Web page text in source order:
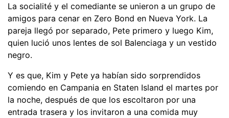
La socialité y el comediante se unieron a un grupo de
amigos para cenar en Zero Bond en Nueva York. La
pareja llegó por separado, Pete primero y luego Kim,
quien lució unos lentes de sol Balenciaga y un vestido
negro.
Y es que, Kim y Pete ya habían sido sorprendidos
comiendo en Campania en Staten Island el martes por
la noche, después de que los escoltaron por una
entrada trasera y los invitaron a una comida muy